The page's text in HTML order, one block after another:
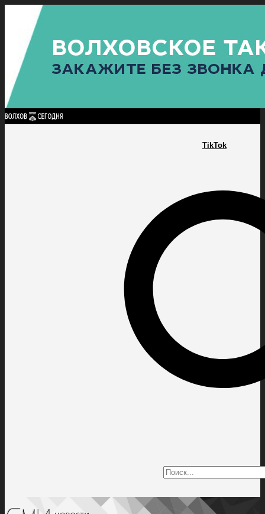
TikTok
Найти:
ГЛАВНАЯ ПОЛИТИКАПРОИСШЕСТВИЯ ПРОКУРАТУРАСПОРТ
ПОЛИТИКА
КУЛЬТУРА
ПОСЕЛЕНИЯ